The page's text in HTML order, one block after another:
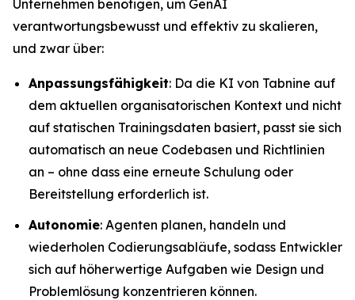
Unternehmen benötigen, um GenAI
verantwortungsbewusst und effektiv zu skalieren,
und zwar über:
Anpassungsfähigkeit: Da die KI von Tabnine auf
dem aktuellen organisatorischen Kontext und nicht
auf statischen Trainingsdaten basiert, passt sie sich
automatisch an neue Codebasen und Richtlinien
an – ohne dass eine erneute Schulung oder
Bereitstellung erforderlich ist.
Autonomie: Agenten planen, handeln und
wiederholen Codierungsabläufe, sodass Entwickler
sich auf höherwertige Aufgaben wie Design und
Problemlösung konzentrieren können.